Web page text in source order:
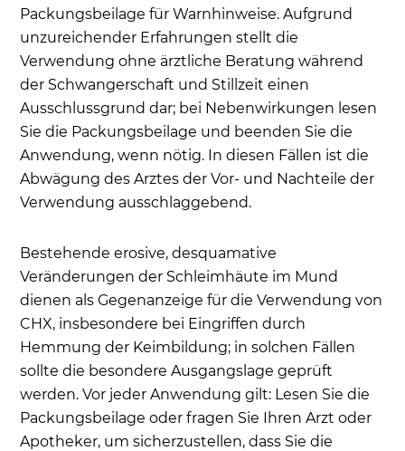
Packungsbeilage für Warnhinweise. Aufgrund
unzureichender Erfahrungen stellt die
Verwendung ohne ärztliche Beratung während
der Schwangerschaft und Stillzeit einen
Ausschlussgrund dar; bei Nebenwirkungen lesen
Sie die Packungsbeilage und beenden Sie die
Anwendung, wenn nötig. In diesen Fällen ist die
Abwägung des Arztes der Vor- und Nachteile der
Verwendung ausschlaggebend.
Bestehende erosive, desquamative
Veränderungen der Schleimhäute im Mund
dienen als Gegenanzeige für die Verwendung von
CHX, insbesondere bei Eingriffen durch
Hemmung der Keimbildung; in solchen Fällen
sollte die besondere Ausgangslage geprüft
werden. Vor jeder Anwendung gilt: Lesen Sie die
Packungsbeilage oder fragen Sie Ihren Arzt oder
Apotheker, um sicherzustellen, dass Sie die